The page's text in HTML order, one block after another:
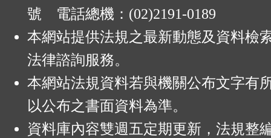
號 電話總機：(02)2191-0189
本網站提供法規之最新動態及資料檢
法律諮詢服務。
本網站法規資料若與機關公布文字有
以公布之書面資料為準。
資料庫內容雙週五定期更新，法規整